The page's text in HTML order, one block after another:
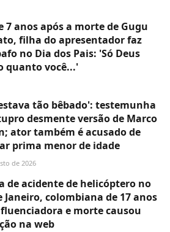
7 anos após a morte de Gugu
filha do apresentador faz
no Dia dos Pais: 'Só Deus
quanto você...'
tão bêbado': testemunha
desmente versão de Marco
ator também é acusado de
prima menor de idade
de 2026
de acidente de helicóptero no
Janeiro, colombiana de 17 anos
e morte causou
na web